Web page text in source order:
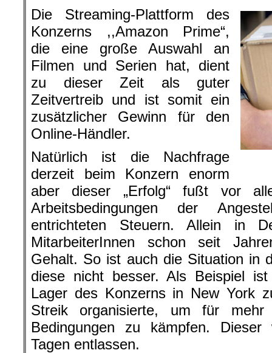
Die Streaming-Plattform des
Konzerns ,,Amazon Prime“,
die eine große Auswahl an
Filmen und Serien hat, dient
zu dieser Zeit als guter
Zeitvertreib und ist somit ein
zusätzlicher Gewinn für den
Online-Händler.
Natürlich ist die Nachfrage
derzeit beim Konzern enorm
aber dieser „Erfolg“ fußt vor
Arbeitsbedingungen der
entrichteten Steuern. Allein in
MitarbeiterInnen schon seit
Gehalt. So ist auch die Situation in
diese nicht besser. Als Beispiel
Lager des Konzerns in New York
Streik organisierte, um für mehr
Bedingungen zu kämpfen.
Tagen entlassen.